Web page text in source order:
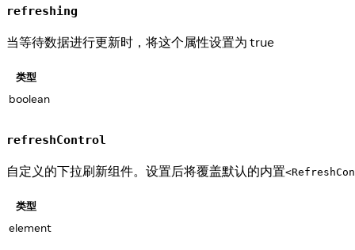
refreshing
当等待数据进行更新时，将这个属性设置为 true
类型
boolean
refreshControl
自定义的下拉刷新组件。设置后将覆盖默认的内置
类型
element